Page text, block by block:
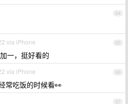
64
65
via iPhone
一，挺好看的
66
via iPhone
常吃饭的时候看👀
67